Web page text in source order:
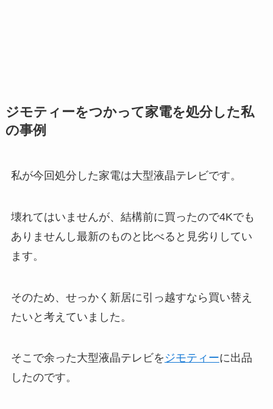
ジモティーをつかって家電を処分した私
の事例
私が今回処分した家電は大型液晶テレビです。
壊れてはいませんが、結構前に買ったので4Kでも
ありませんし最新のものと比べると見劣りしてい
ます。
そのため、せっかく新居に引っ越すなら買い替え
たいと考えていました。
そこで余った大型液晶テレビを ジモティーに出品
したのです。